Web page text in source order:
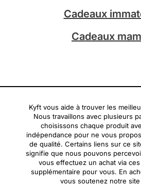
Cadeaux
Cadeaux
Kyft vous aide à trouver les
Nous travaillons avec plusieurs
choisissons chaque produit
indépendance pour ne vous
de qualité. Certains liens sur ce
signifie que nous pouvons
vous effectuez un achat via
supplémentaire pour vous. En
vous soutenez notre